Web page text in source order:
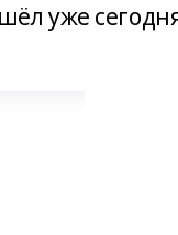
уже